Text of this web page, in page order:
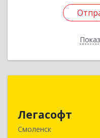
Легасофт
Смоленск
214018,